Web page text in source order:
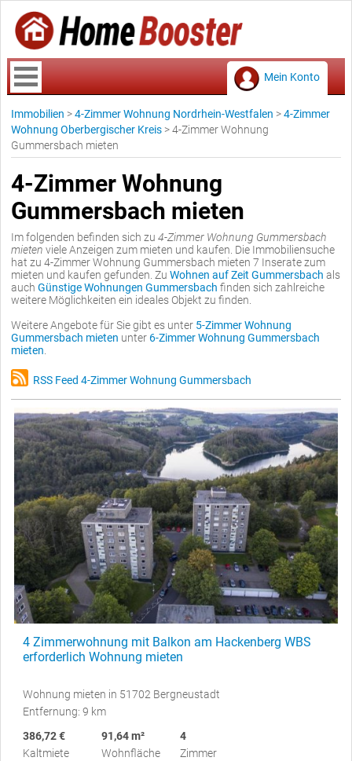
Mein Konto
Immobilien >4-Zimmer Wohnung Nordrhein-Westfalen >4-Zimmer
Wohnung Oberbergischer Kreis >4-Zimmer Wohnung
Gummersbach mieten
4-Zimmer Wohnung
Gummersbach mieten
Im folgenden befinden sich zu 4-Zimmer Wohnung Gummersbach
mieten viele Anzeigen zum mieten und kaufen. Die Immobiliensuche
hat zu 4-Zimmer Wohnung Gummersbach mieten 7 Inserate zum
mieten und kaufen gefunden. Zu Wohnen auf Zeit Gummersbach als
auch Günstige Wohnungen Gummersbach finden sich zahlreiche
weitere Möglichkeiten ein ideales Objekt zu finden.
Weitere Angebote für Sie gibt es unter 5-Zimmer Wohnung
Gummersbach mieten unter 6-Zimmer Wohnung Gummersbach
mieten
RSS Feed 4-Zimmer Wohnung Gummersbach
4 Zimmerwohnung mit Balkon am Hackenberg WBS
erforderlich Wohnung mieten
Wohnung mieten in 51702 Bergneustadt
Entfernung: 9 km
386,72 €
Kaltmiete
91,64 m²
Wohnfläche
4
Zimmer